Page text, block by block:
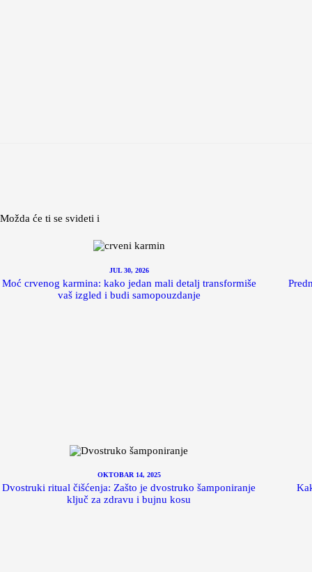
Možda će ti se svideti i
JUL 30, 2026
Moć crvenog karmina: kako jedan mali detalj transformiše
vaš izgled i budi samopouzdanje
OKTOBAR 14, 2025
Dvostruki ritual čišćenja: Zašto je dvostruko šamponiranje
ključ za zdravu i bujnu kosu